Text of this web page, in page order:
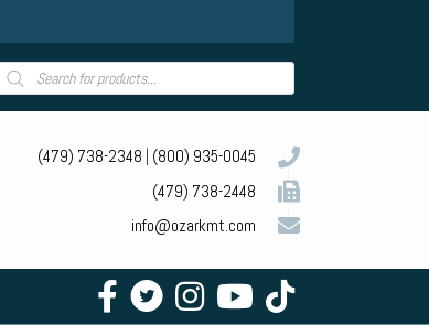
(479) 738-2348 (800) 935-0045
(479) 738-2448
info@ozarkmt.com